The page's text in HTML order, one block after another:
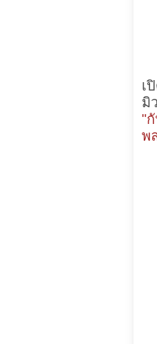
เ
มิ
"
พ